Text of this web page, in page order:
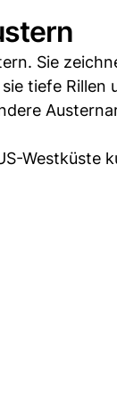
Sie
tiefe Rillen
Westküste